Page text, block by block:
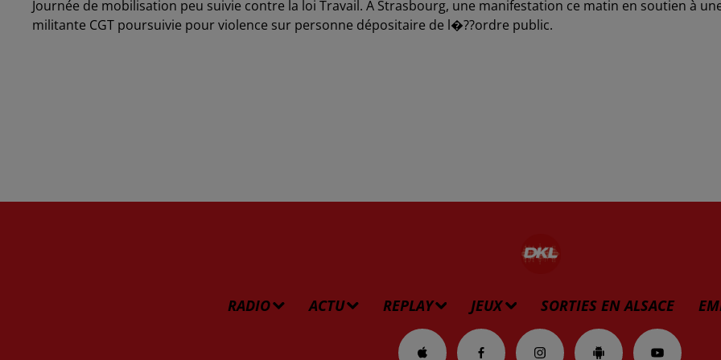
Journée de mobilisation peu suivie contre la loi Travail. A Strasbourg, une manifestation ce matin en soutien à
militante CGT poursuivie pour violence sur personne dépositaire de l�??ordre public.